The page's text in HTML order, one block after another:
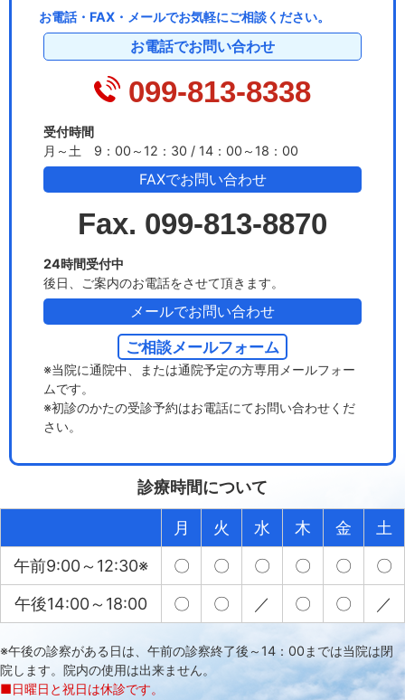
お電話・FAX・メールでお気軽にご相談ください。
お電話でお問い合わせ
099-813-8338
受付時間
月～土 9：00～12：30 / 14：00～18：00
FAXでお問い合わせ
Fax. 099-813-8870
24時間受付中
後日、ご案内のお電話をさせて頂きます。
メールでお問い合わせ
ご相談メールフォーム
※当院に通院中、または通院予定の方専用メールフォー
ムです。
※初診のかたの受診予約はお電話にてお問い合わせくだ
さい。
診療時間について
月 火 水 木 金
土
午前9:00～12:30※
〇 〇 〇 〇 〇
〇
午後14:00～18:00
〇 〇 ／ 〇 〇 ／
※午後の診察がある日は、午前の診察終了後～14：00までは当院は閉
院します。院内の使用は出来ません。
■日曜日と祝日は休診です。